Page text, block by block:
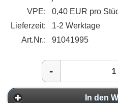
VPE:
0,40 EUR pro
Lieferzeit:
1-2 Werktage
Art.Nr.:
91041995
-
In den